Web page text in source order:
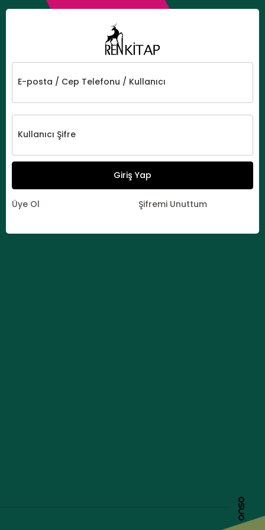
E-posta / Cep Telefonu / Kullanıcı
Kullanıcı Şifre
Giriş Yap
Üye Ol Şifremi Unuttum